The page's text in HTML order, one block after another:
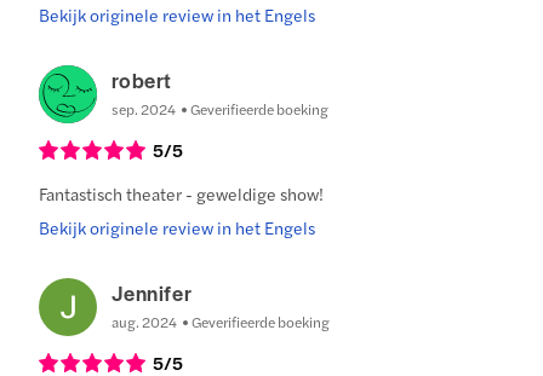
Bekijk originele review in het Engels
robert
sep. 2024 Geverifieerde boeking
5/5
Fantastisch theater - geweldige show!
Bekijk originele review in het Engels
Jennifer
aug. 2024 Geverifieerde boeking
5/5